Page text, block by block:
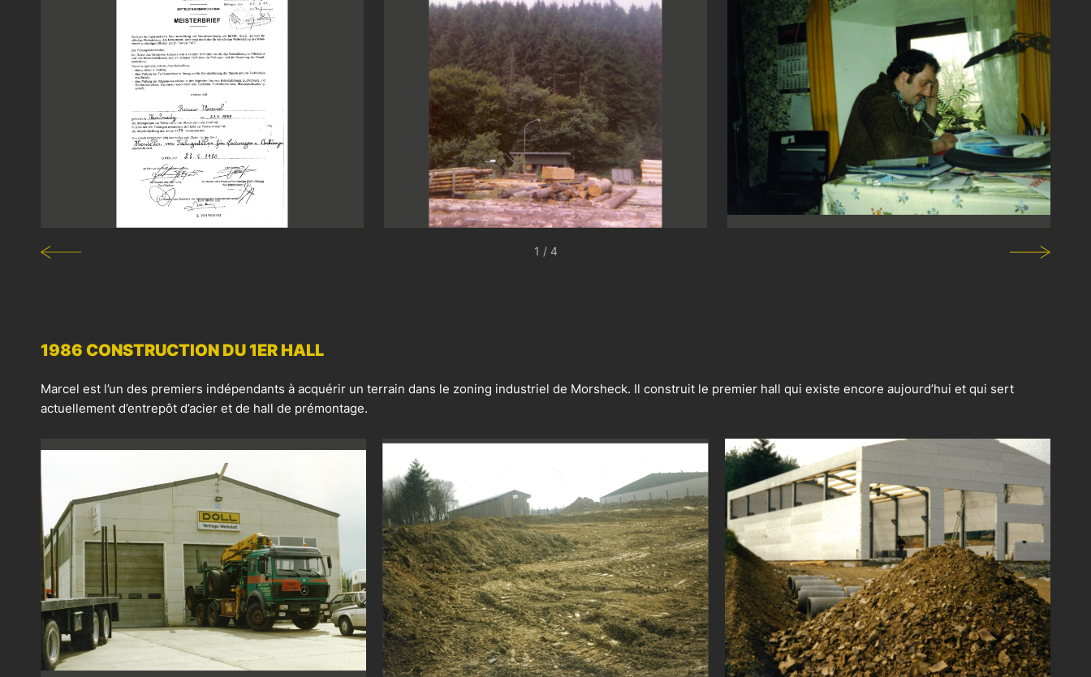
1 / 4
1986 CONSTRUCTION DU 1ER HALL
Marcel est l’un des premiers indépendants à acquérir un terrain dans le zoning industriel de Morsheck. Il construit le premier hall qui existe encore aujourd’hui et qui sert
actuellement d’entrepôt d’acier et de hall de prémontage.